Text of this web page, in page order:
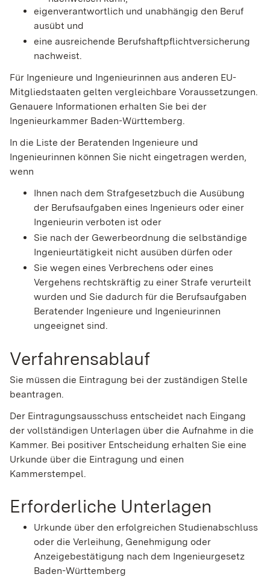
eigenverantwortlich und unabhängig den Beruf
ausübt und
eine ausreichende Berufshaftpflichtversicherung
nachweist.
Für Ingenieure und Ingenieurinnen aus anderen EU-
Mitgliedstaaten gelten vergleichbare Voraussetzungen.
Genauere Informationen erhalten Sie bei der
Ingenieurkammer Baden-Württemberg.
In die Liste der Beratenden Ingenieure und
Ingenieurinnen können Sie nicht eingetragen werden,
wenn
Ihnen nach dem Strafgesetzbuch die Ausübung
der Berufsaufgaben eines Ingenieurs oder einer
Ingenieurin verboten ist oder
Sie nach der Gewerbeordnung die selbständige
Ingenieurtätigkeit nicht ausüben dürfen oder
Sie wegen eines Verbrechens oder eines
Vergehens rechtskräftig zu einer Strafe verurteilt
wurden und Sie dadurch für die Berufsaufgaben
Beratender Ingenieure und Ingenieurinnen
ungeeignet sind.
Verfahrensablauf
Sie müssen die Eintragung bei der zuständigen Stelle
beantragen.
Der Eintragungsausschuss entscheidet nach Eingang
der vollständigen Unterlagen über die Aufnahme in die
Kammer. Bei positiver Entscheidung erhalten Sie eine
Urkunde über die Eintragung und einen
Kammerstempel.
Erforderliche Unterlagen
Urkunde über den erfolgreichen Studienabschluss
oder die Verleihung, Genehmigung oder
Anzeigebestätigung nach dem Ingenieurgesetz
Baden-Württemberg